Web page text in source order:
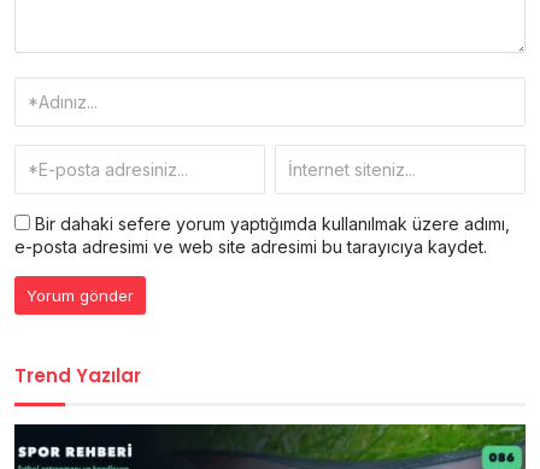
Bir dahaki sefere yorum yaptığımda kullanılmak üzere adımı,
e-posta adresimi ve web site adresimi bu tarayıcıya kaydet.
Trend Yazılar